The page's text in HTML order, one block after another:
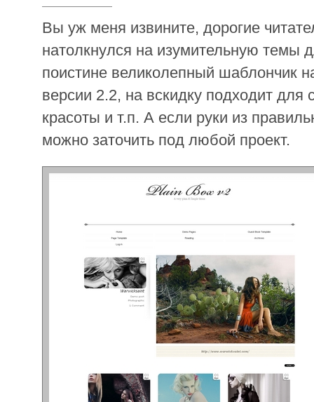
Вы уж меня извините, дорогие
натолкнулся на изумительную темы
поистине великолепный шаблончик
версии 2.2, на вскидку подходит для
красоты и т.п. А если руки из
можно заточить под любой проект.